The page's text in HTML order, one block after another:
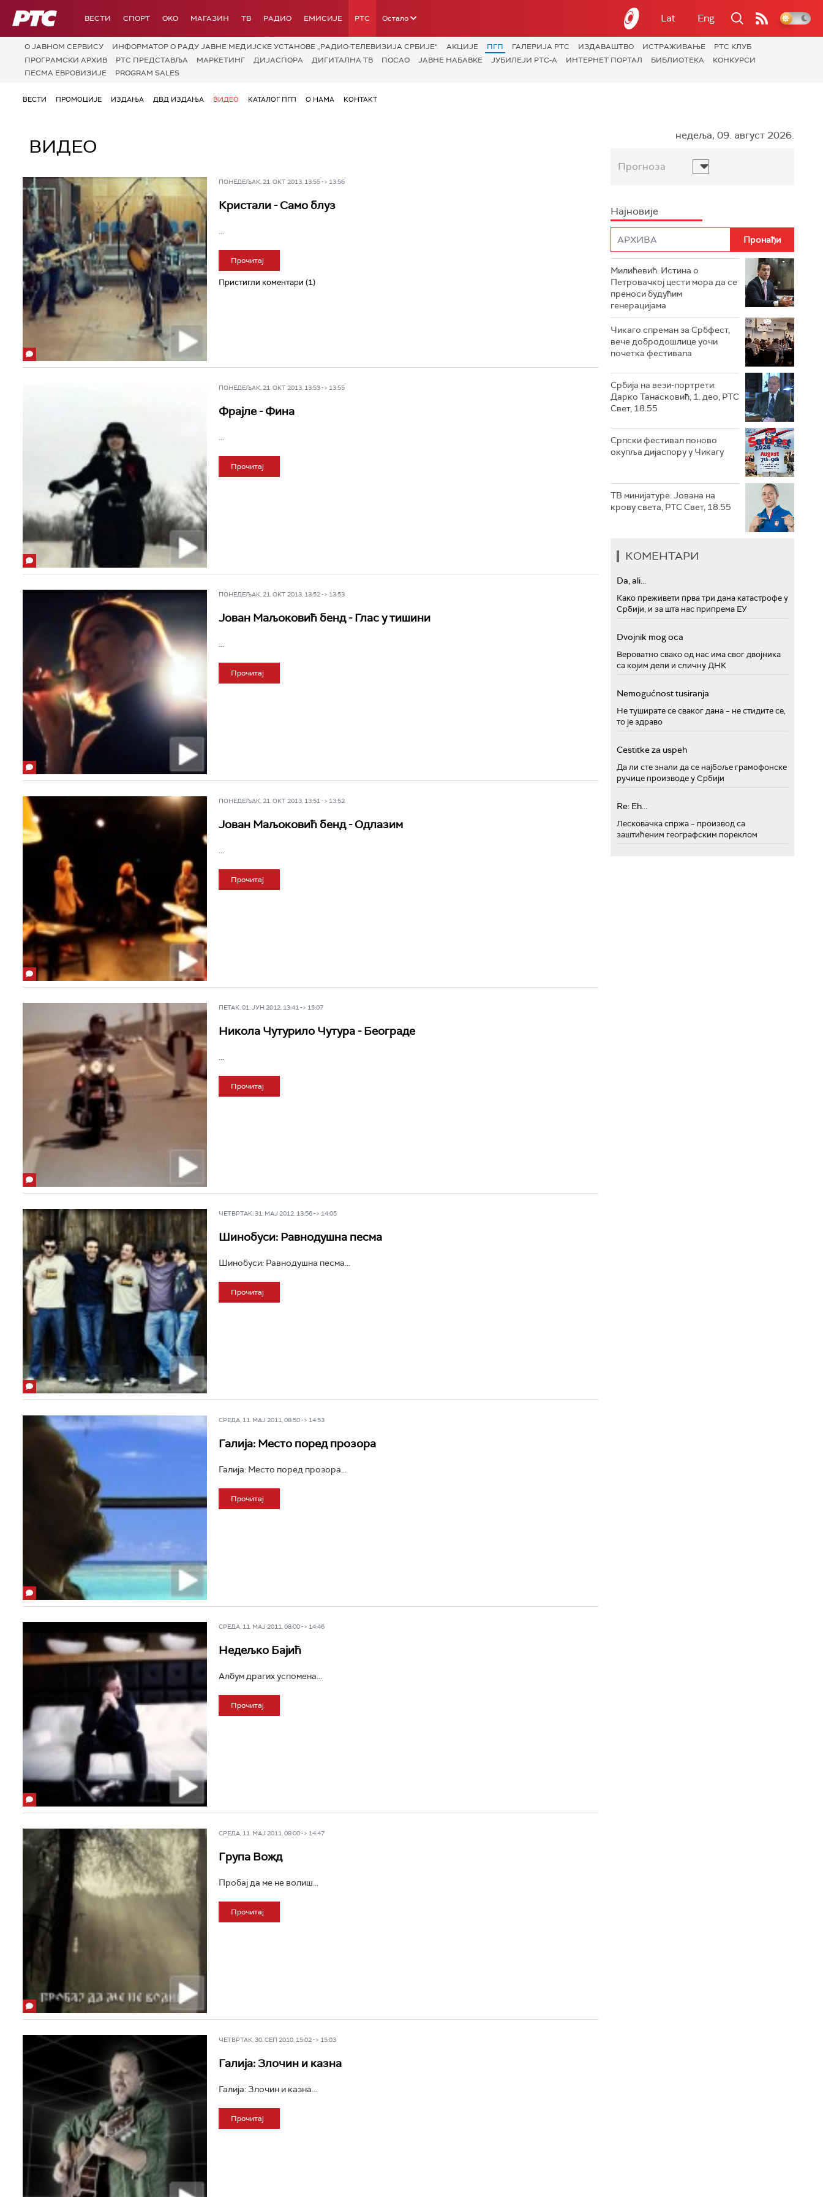
РТС ВЕСТИ СПОРТ OKO МАГАЗИН ТВ РАДИО ЕМИСИЈЕ РТС Остало Lat Eng
О JАВНОМ СЕРВИСУ ИНФОРМАТОР О РАДУ ЈАВНЕ МЕДИЈСКЕ УСТАНОВЕ „РАДИО-ТЕЛЕВИЗИЈА СРБИЈЕ“ АКЦИЈЕ ПГП ГАЛЕРИЈА РТС ИЗДАВАШТВО ИСТРАЖИВАЊЕ
РТС КЛУБ
ПРОГРАМСКИ АРХИВ
РТС ПРЕДСТАВЉА МАРКЕТИНГ ДИЈАСПОРА ДИГИТАЛНА ТВ ПОСАО ЈАВНЕ НАБАВКЕ ЈУБИЛЕЈИ РТС-А ИНТЕРНЕТ ПОРТАЛ БИБЛИОТЕКА
КОНКУРСИ
ПЕСМА ЕВРОВИЗИЈЕ
PROGRAM SALES
ВЕСТИ ПРОМОЦИЈЕ ИЗДАЊА ДВД ИЗДАЊА ВИДЕО КАТАЛОГ ПГП О НАМА КОНТАКТ
ВИДЕО
ПОНЕДЕЉАК, 21. ОКТ 2013, 13:55 -> 13:56
Кристали - Само блуз
Прочитај
Пристигли коментари (1)
ПОНЕДЕЉАК, 21. ОКТ 2013, 13:53 -> 13:55
Фрајле - Фина
...
Прочитај
ПОНЕДЕЉАК, 21. ОКТ 2013, 13:52 -> 13:53
Јован Маљоковић бенд - Глас у тишини
...
Прочитај
ПОНЕДЕЉАК, 21. ОКТ 2013, 13:51 -> 13:52
Јован Маљоковић бенд - Одлазим
...
Прочитај
ПЕТАК, 01. ЈУН 2012, 13:41 -> 15:07
Никола Чутурило Чутура - Београде
...
Прочитај
ЧЕТВРТАК, 31. МАЈ 2012, 13:56 -> 14:05
Шинобуси: Равнодушна песма
Шинобуси: Равнодушна песма...
Прочитај
СРЕДА, 11. МАЈ 2011, 08:50 -> 14:53
Галија: Место поред прозора
Галија: Место поред прозора...
Прочитај
СРЕДА, 11. МАЈ 2011, 08:00 -> 14:46
Недељко Бајић
Албум драгих успомена...
Прочитај
СРЕДА, 11. МАЈ 2011, 08:00 -> 14:47
Група Вожд
Пробај да ме не волиш...
Прочитај
ЧЕТВРТАК, 30. СЕП 2010, 15:02 -> 15:03
Галија: Злочин и казна
Галија: Злочин и казна...
Прочитај
недеља, 09. август 2026.
Прогноза
Најновије
Милићевић: Истина о
Петровачкој цести мора да се
преноси будућим
генерацијама
Чикаго спреман за Србфест,
вече добродошлице уочи
почетка фестивала
Србија на вези-портрети:
Дарко Танасковић, 1. део, РТС
Свет, 18.55
Српски фестивал поново
окупља дијаспору у Чикагу
ТВ минијатуре: Јована на
крову света, РТС Свет, 18.55
КОМЕНТАРИ
Da, ali...
Како преживети прва три дана катастрофе у
Србији, и за шта нас припрема ЕУ
Dvojnik mog oca
Вероватно свако од нас има свог двојника
са којим дели и сличну ДНК
Nemogućnost tusiranja
Не туширате се сваког дана – не стидите се,
то је здраво
Cestitke za uspeh
Да ли сте знали да се најбоље грамофонске
ручице производе у Србији
Re: Eh...
Лесковачка спржа – производ са
заштићеним географским пореклом